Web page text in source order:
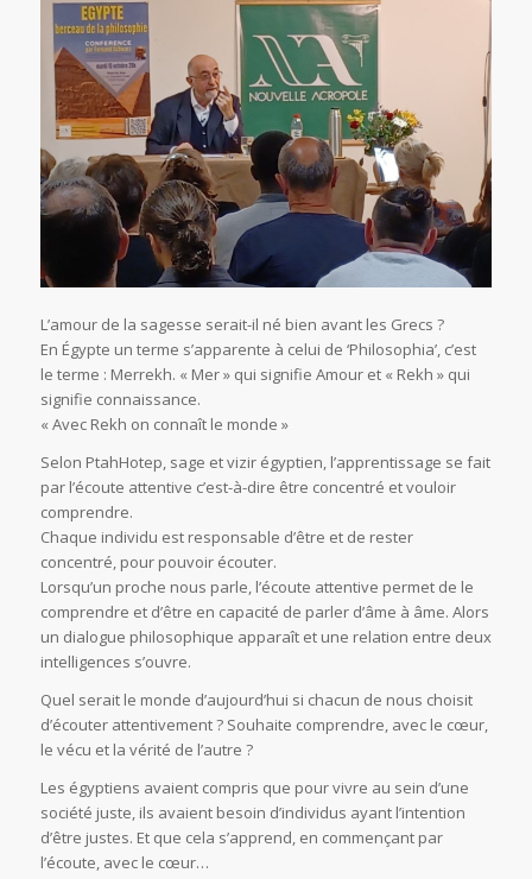
L’amour de la sagesse serait-il né bien avant les Grecs ?
En Égypte un terme s’apparente à celui de ‘Philosophia’, c’est
le terme : Merrekh. « Mer » qui signifie Amour et « Rekh » qui
signifie connaissance.
« Avec Rekh on connaît le monde »
Selon PtahHotep, sage et vizir égyptien, l’apprentissage se fait
par l’écoute attentive c’est-à-dire être concentré et vouloir
comprendre.
Chaque individu est responsable d’être et de rester
concentré, pour pouvoir écouter.
Lorsqu’un proche nous parle, l’écoute attentive permet de le
comprendre et d’être en capacité de parler d’âme à âme. Alors
un dialogue philosophique apparaît et une relation entre deux
intelligences s’ouvre.
Quel serait le monde d’aujourd’hui si chacun de nous choisit
d’écouter attentivement ? Souhaite comprendre, avec le cœur,
le vécu et la vérité de l’autre ?
Les égyptiens avaient compris que pour vivre au sein d’une
société juste, ils avaient besoin d’individus ayant l’intention
d’être justes. Et que cela s’apprend, en commençant par
l’écoute, avec le cœur…